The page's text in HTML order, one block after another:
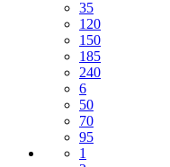
35
120
150
185
240
6
50
70
95
1